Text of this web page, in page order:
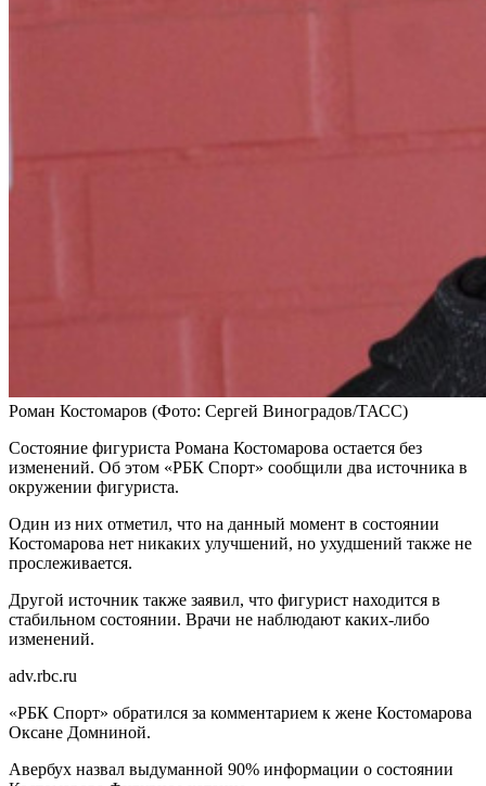
Роман Костомаров (Фото: Сергей Виноградов/ТАСС)
Состояние фигуриста Романа Костомарова остается без
изменений. Об этом «РБК Спорт» сообщили два источника в
окружении фигуриста.
Один из них отметил, что на данный момент в состоянии
Костомарова нет никаких улучшений, но ухудшений также не
прослеживается.
Другой источник также заявил, что фигурист находится в
стабильном состоянии. Врачи не наблюдают каких-либо
изменений.
adv.rbc.ru
«РБК Спорт» обратился за комментарием к жене Костомарова
Оксане Домниной.
Авербух назвал выдуманной 90% информации о состоянии